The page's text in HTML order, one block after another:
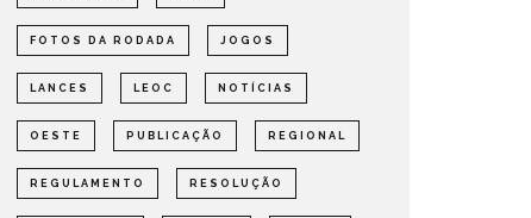
FOTOS DA RODADA JOGOS
LANCES LEOC NOTÍCIAS
OESTE PUBLICAÇÃO REGIONAL
REGULAMENTO RESOLUÇÃO